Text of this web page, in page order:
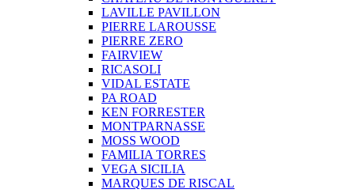
LAVILLE PAVILLON
PIERRE LAROUSSE
PIERRE ZERO
FAIRVIEW
RICASOLI
VIDAL ESTATE
PA ROAD
KEN FORRESTER
MONTPARNASSE
MOSS WOOD
FAMILIA TORRES
VEGA SICILIA
MARQUES DE RISCAL